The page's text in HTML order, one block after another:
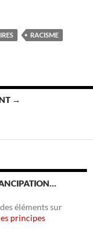
RACISME
→
éléments sur
principes